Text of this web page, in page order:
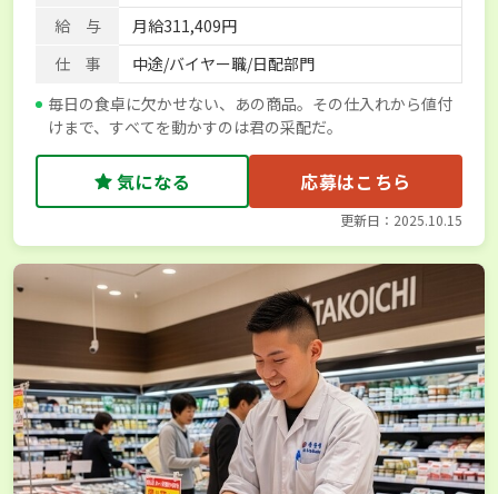
給 与
月給311,409円
仕 事
中途/バイヤー職/日配部門
毎日の食卓に欠かせない、あの商品。その仕入れから値付
けまで、すべてを動かすのは君の采配だ。
気になる 応募はこちら
更新日：2025.10.15